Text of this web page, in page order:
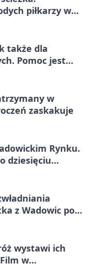
piłkarzy w
także dla
Pomoc jest
w
zaskakuje
Rynku.
dziesięciu
z Wadowic pod
wystawi ich
w